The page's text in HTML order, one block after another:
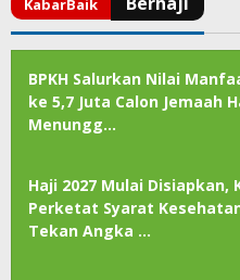
BPKH Salurkan Nilai
ke 5,7 Juta Calon Jemaah
Menungg…
Haji 2027 Mulai Disiapkan,
Perketat Syarat
Tekan Angka …